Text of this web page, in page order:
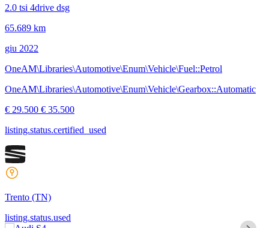
2.0 tsi 4drive dsg
65.689 km
giu 2022
OneAM\Libraries\Automotive\Enum\Vehicle\Fuel::Petrol
OneAM\Libraries\Automotive\Enum\Vehicle\Gearbox::Automatic
€ 29.500 € 35.500
listing.status.certified_used
Trento (TN)
listing.status.used